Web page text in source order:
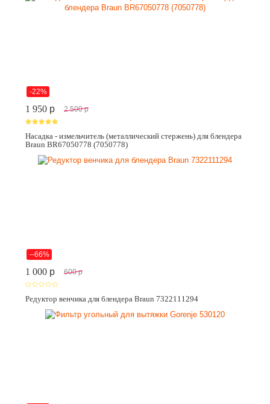
-22%
1 950 p 2 500 p
Насадка - измельчитель (металлический стержень) для блендера
Braun BR67050778 (7050778)
--66%
1 000 p 600 p
Редуктор венчика для блендера Braun 7322111294